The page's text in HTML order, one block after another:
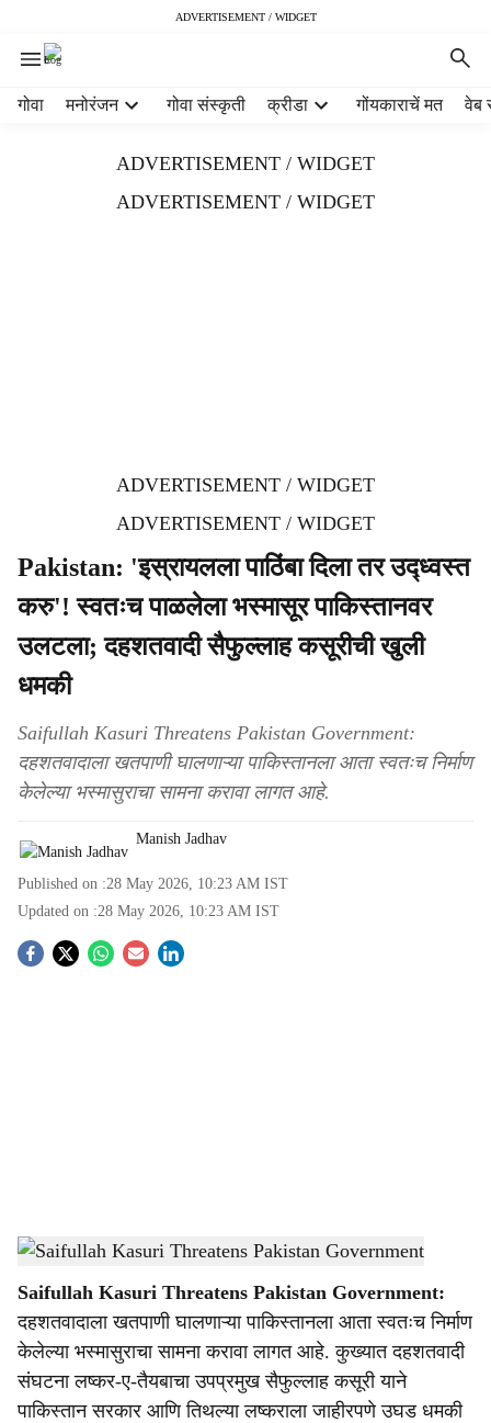
ADVERTISEMENT / WIDGET
गोवा मनोरंजन गोवा संस्कृती क्रीडा गोंयकाराचें मत वेब
ADVERTISEMENT / WIDGET
ADVERTISEMENT / WIDGET
ADVERTISEMENT / WIDGET
ADVERTISEMENT / WIDGET
Pakistan: 'इस्रायलला पाठिंबा दिला तर उद्ध्वस्त
करु'! स्वतःच पाळलेला भस्मासूर पाकिस्तानवर
उलटला; दहशतवादी सैफुल्लाह कसूरीची खुली
धमकी
Saifullah Kasuri Threatens Pakistan Government:
दहशतवादाला खतपाणी घालणाऱ्या पाकिस्तानला आता स्वतःच निर्माण
केलेल्या भस्मासुराचा सामना करावा लागत आहे.
Manish Jadhav
Published on :28 May 2026, 10:23 AM IST
Updated on :28 May 2026, 10:23 AM IST
S
a
r
e
Saifullah Kasuri-Dainik Gomantak
Saifullah Kasuri Threatens Pakistan Government:
दहशतवादाला खतपाणी घालणाऱ्या पाकिस्तानला आता स्वतःच निर्माण
केलेल्या भस्मासुराचा सामना करावा लागत आहे. कुख्यात दहशतवादी
संघटना लष्कर-ए-तैयबाचा उपप्रमुख सैफुल्लाह कसूरी याने
पाकिस्तान सरकार आणि तिथल्या लष्कराला जाहीरपणे उघड धमकी